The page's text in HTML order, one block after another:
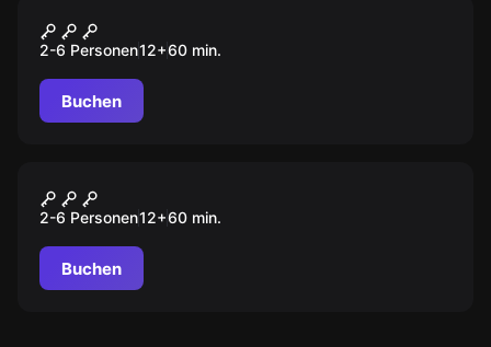
Der perfekte Kunstraub
2-6 Personen12+60 min.
Buchen
Das Geheimnis des
Bahnhofdirektors
2-6 Personen12+60 min.
Buchen